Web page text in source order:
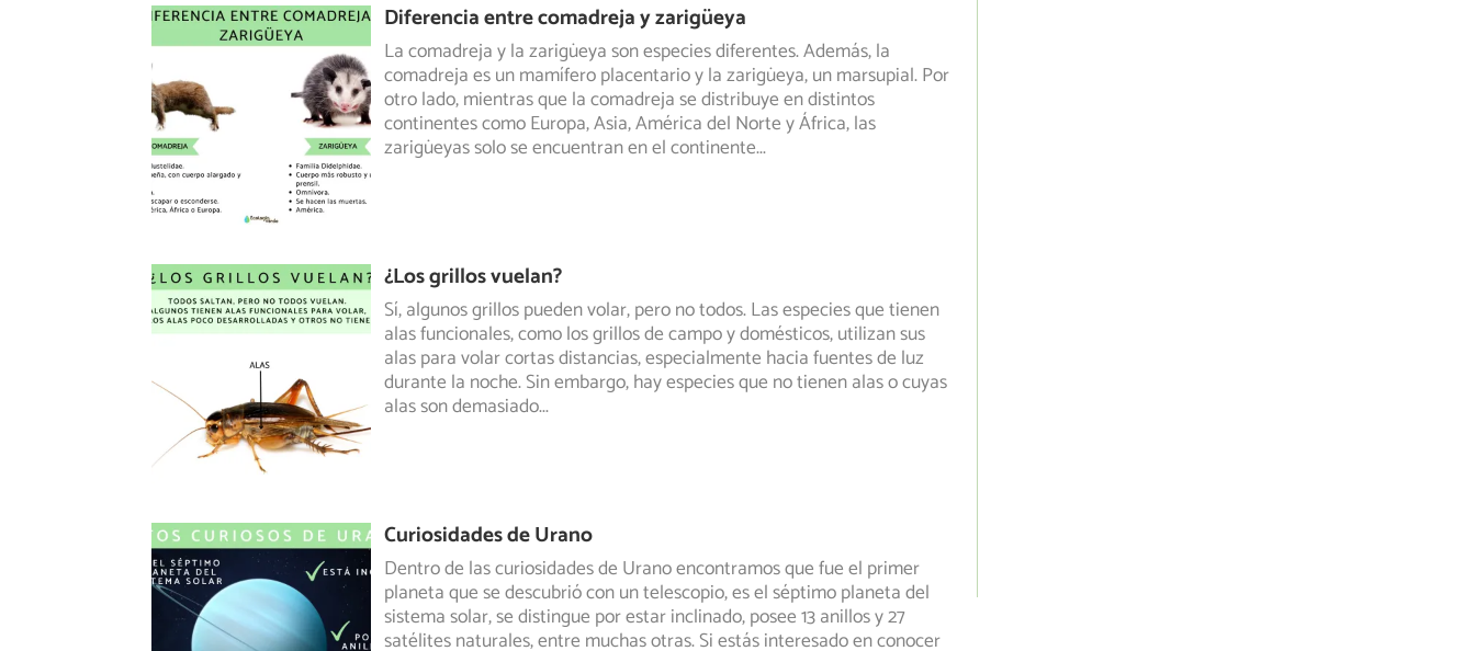
Diferencia entre comadreja y zarigüeya
La comadreja y la zarigüeya son especies diferentes. Además, la
comadreja es un mamífero placentario y la zarigüeya, un marsupial. Por
otrolado, mientras que la comadreja se distribuye en distintos
continentes como Europa, Asia, América del Norte y África, las
zarigüeyas solo se encuentran en el continente...
¿Los grillos vuelan?
Sí, algunos grillos pueden volar, pero no todos. Las especies que tienen
alas funcionales, como los grillos de campo y domésticos, utilizansus
alas para volar cortas distancias, especialmente hacia fuentes de luz
durante la noche. Sin embargo, hay especies que no tienen alas o cuyas
alas son demasiado...
Curiosidades de Urano
Dentro de las curiosidades de Urano encontramos que fue el primer
planeta que se descubrió con un telescopio, es el séptimo planeta del
sistemasolar, se distingue por estar inclinado, posee 13 anillos y 27
satélites naturales, entre muchas otras. Si estás interesado en conocer